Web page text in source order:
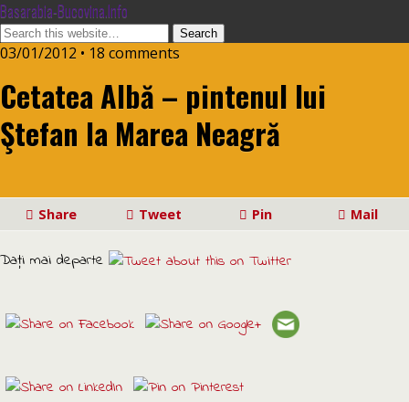
Basarabia-Bucovina.Info
03/01/2012 • 18 comments
Cetatea Albă – pintenul lui
Ştefan la Marea Neagră
Share Tweet Pin Mail
Daţi mai departe